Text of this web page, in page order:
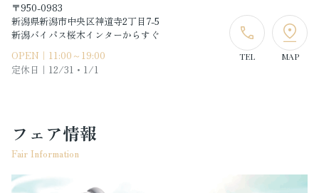
〒950-0983
新潟県新潟市中央区神道寺2丁目7-5
新潟バイパス桜木インターからすぐ
OPEN｜11:00～19:00
定休日｜ 12/31・1/1
TEL MAP
フェア情報
Fair Information